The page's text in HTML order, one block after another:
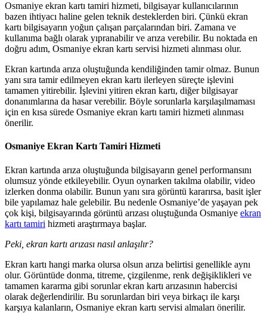
Osmaniye ekran kartı tamiri hizmeti, bilgisayar kullanıcılarının
bazen ihtiyacı haline gelen teknik desteklerden biri. Çünkü ekran
kartı bilgisayarın yoğun çalışan parçalarından biri. Zamana ve
kullanıma bağlı olarak yıpranabilir ve arıza verebilir. Bu noktada en
doğru adım, Osmaniye ekran kartı servisi hizmeti alınması olur.
Ekran kartında arıza oluştuğunda kendiliğinden tamir olmaz. Bunun
yanı sıra tamir edilmeyen ekran kartı ilerleyen süreçte işlevini
tamamen yitirebilir. İşlevini yitiren ekran kartı, diğer bilgisayar
donanımlarına da hasar verebilir. Böyle sorunlarla karşılaşılmaması
için en kısa sürede Osmaniye ekran kartı tamiri hizmeti alınması
önerilir.
Osmaniye Ekran Kartı Tamiri Hizmeti
Ekran kartında arıza oluştuğunda bilgisayarın genel performansını
olumsuz yönde etkileyebilir. Oyun oynarken takılma olabilir, video
izlerken donma olabilir. Bunun yanı sıra görüntü kararırsa, basit işler
bile yapılamaz hale gelebilir. Bu nedenle Osmaniye’de yaşayan pek
çok kişi, bilgisayarında görüntü arızası oluştuğunda Osmaniye ekran
kartı tamiri hizmeti araştırmaya başlar.
Peki, ekran kartı arızası nasıl anlaşılır?
Ekran kartı hangi marka olursa olsun arıza belirtisi genellikle aynı
olur. Görüntüde donma, titreme, çizgilenme, renk değişiklikleri ve
tamamen kararma gibi sorunlar ekran kartı arızasının habercisi
olarak değerlendirilir. Bu sorunlardan biri veya birkaçı ile karşı
karşıya kalanların, Osmaniye ekran kartı servisi almaları önerilir.